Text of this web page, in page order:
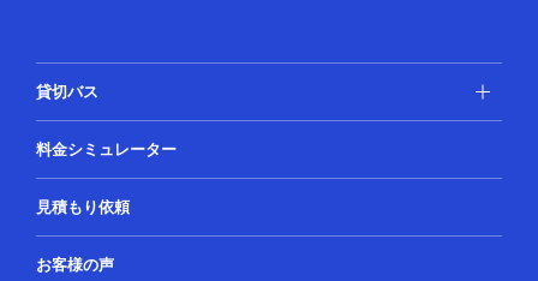
貸切バス
料金シミュレーター
見積もり依頼
お客様の声